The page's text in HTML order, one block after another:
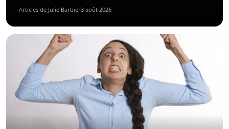
Articles de Julie Barbier3 août 2026